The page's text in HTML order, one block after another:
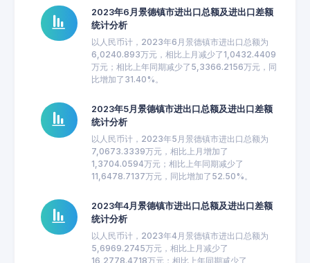
2023年6月景德镇市进出口总额及进出口差额
统计分析
以人民币计，2023年6月景德镇市进出口总额为
6,0240.893万元，相比上月减少了1,0432.4409
万元；相比上年同期减少了5,3366.2156万元，同
比增加了31.40%。
2023年5月景德镇市进出口总额及进出口差额
统计分析
以人民币计，2023年5月景德镇市进出口总额为
7,0673.3339万元，相比上月增加了
1,3704.0594万元；相比上年同期减少了
11,6478.7137万元，同比增加了52.50%。
2023年4月景德镇市进出口总额及进出口差额
统计分析
以人民币计，2023年4月景德镇市进出口总额为
5,6969.2745万元，相比上月减少了
16,2778.4718万元；相比上年同期减少了